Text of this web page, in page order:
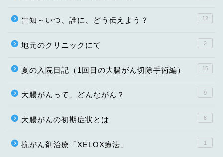
告知～いつ、誰に、どう伝えよう？ 12
地元のクリニックにて 2
夏の入院日記（1回目の大腸がん切除手術編） 15
大腸がんって、どんながん？ 9
大腸がんの初期症状とは 8
抗がん剤治療「XELOX療法」 1